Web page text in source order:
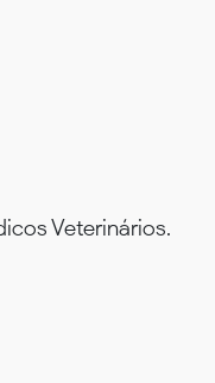
Veterinários.